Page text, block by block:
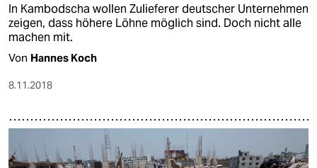
In Kambodscha wollen Zulieferer deutscher Unternehmen
zeigen, dass höhere Löhne möglich sind. Doch nicht alle
machen mit.
Von Hannes Koch
8.11.2018